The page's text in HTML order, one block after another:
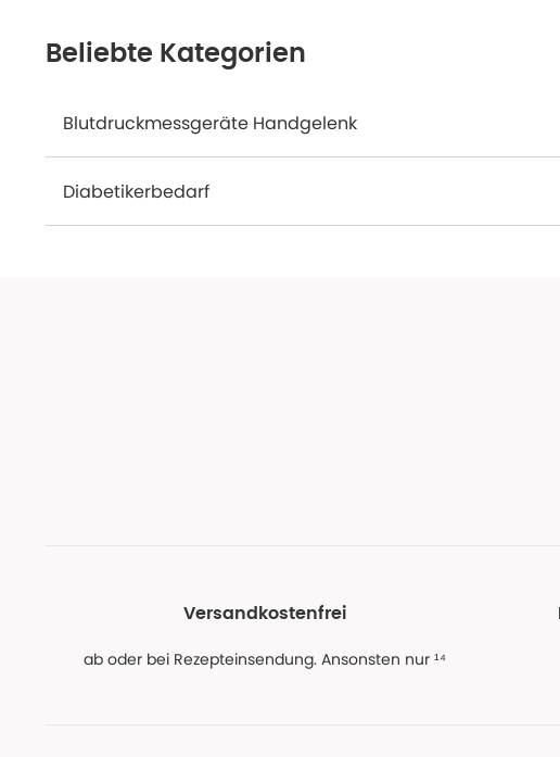
Beliebte Kategorien
Blutdruckmessgeräte Handgelenk
Diabetikerbedarf
Versandkostenfrei
ab oder bei Rezepteinsendung. Ansonsten nur ¹⁴